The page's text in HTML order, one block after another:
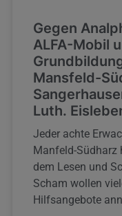
Gegen
ALFA-Mobil
Mansfeld-
Luth.
Jeder achte
Manfeld-Südharz
dem Lesen und
Scham wollen
Hilfsangebote